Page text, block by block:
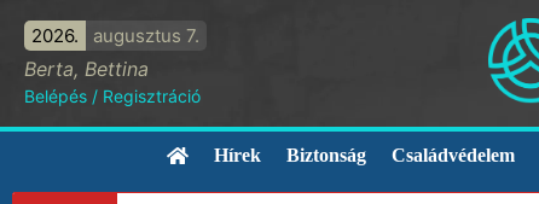
2026. augusztus 7.
Berta, Bettina
Belépés / Regisztráció
Hírek Biztonság Családvédelem